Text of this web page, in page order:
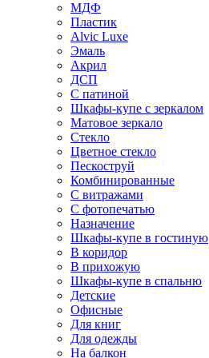
МДФ
Пластик
Alvic Luxe
Эмаль
Акрил
ДСП
С патиной
Шкафы-купе с зеркалом
Матовое зеркало
Стекло
Цветное стекло
Пескоструй
Комбинированные
С витражами
С фотопечатью
Назначение
Шкафы-купе в гостиную
В коридор
В прихожую
Шкафы-купе в спальню
Детские
Офисные
Для книг
Для одежды
На балкон